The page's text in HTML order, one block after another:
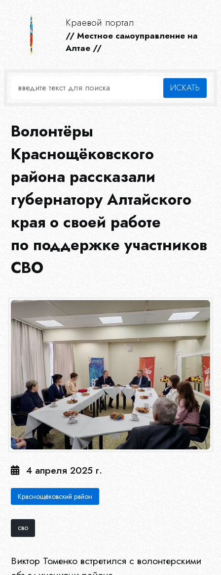
Краевой портал
// Местное самоуправление на
Алтае //
Волонтёры
Краснощёковского
района рассказали
губернатору Алтайского
края о своей работе
по поддержке участников
СВО
4 апреля 2025 г.
Краснощёковский район
сво
Виктор Томенко встретился с волонтерскими